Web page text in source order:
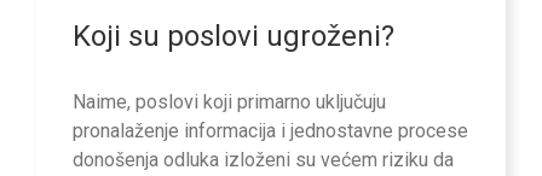
Koji su poslovi ugroženi?
Naime, poslovi koji primarno uključuju
pronalaženje informacija i jednostavne procese
donošenja odluka izloženi su većem riziku da